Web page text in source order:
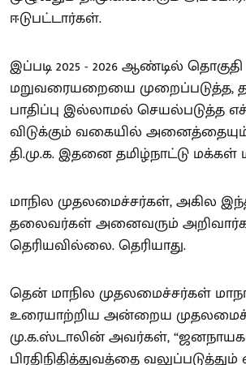
ஈடுபட்டார்கள்.
இப்படி 2025 - 2026 ஆண்டில் தொகுதி
மறுவரையறையை முறைப்படுத்த,
பாதிப்பு இல்லாமல் செயல்படுத்த
விடுக்கும் வகையில்
தி.மு.க. இதனை தமிழ்நாட்டு
மாநில முதலமைச்சர்கள், அகில
தலைவர்கள் அனைவரும்
தெரியவில்லை. தெரியாது.
தென் மாநில முதலமைச்சர்கள்
உரையாற்றிய அன்றைய
மு.க.ஸ்டாலின் அவர்கள்,
பிரதிநிதித்துவத்தை